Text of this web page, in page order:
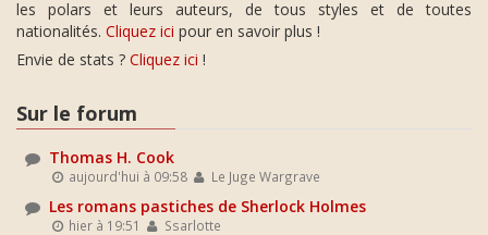
les polars et leurs auteurs, de tous styles et de toutes
nationalités. Cliquez ici pour en savoir plus !
Envie de stats ? Cliquez ici !
Sur le forum
Thomas H. Cook
aujourd'hui à 09:58 Le Juge Wargrave
Les romans pastiches de Sherlock Holmes
hier à 19:51 Ssarlotte